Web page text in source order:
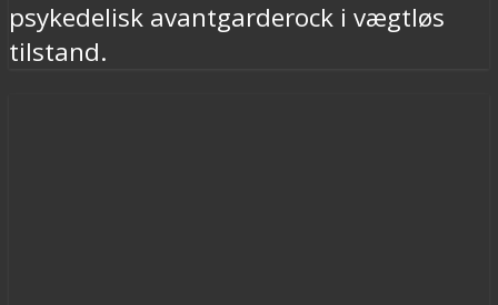
psykedelisk avantgarderock i vægtløs
tilstand.